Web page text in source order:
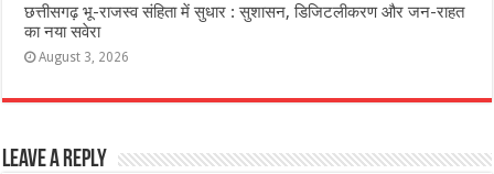
छत्तीसगढ़ भू-राजस्व संहिता में सुधार : सुशासन, डिजिटलीकरण और जन-राहत
का नया सवेरा
August 3, 2026
Leave a Reply